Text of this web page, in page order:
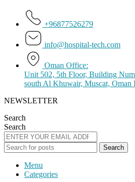
+96877526279
info@hospital-tech.com
Oman Office:
Unit 502, 5th Floor, Building
south Al Khuwair, Muscat, Oman
NEWSLETTER
Search
Search
Search
Menu
Categories